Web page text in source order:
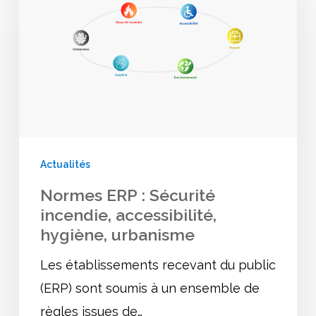
Actualités
Normes ERP : Sécurité
incendie, accessibilité,
hygiène, urbanisme
Les établissements recevant du public
(ERP) sont soumis à un ensemble de
règles issues de…